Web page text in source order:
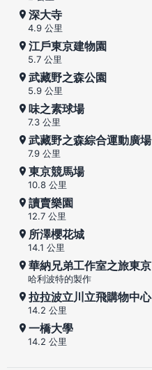
深大寺
4.9 公里
江戶東京建物園
5.7 公里
武藏野之森公園
5.9 公里
味之素球場
7.3 公里
武藏野之森綜合運動廣場
7.9 公里
東京競馬場
10.8 公里
讀賣樂園
12.7 公里
所澤櫻花城
14.1 公里
華納兄弟工作室之旅東京
哈利波特的製作
拉拉波立川立飛購物中心
14.2 公里
一橋大學
14.2 公里